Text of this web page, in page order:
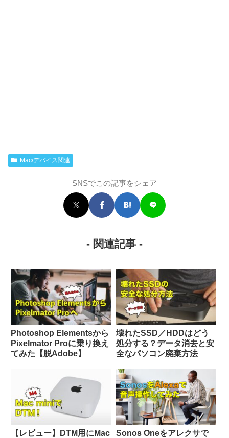
Mac/デバイス関連
SNSでこの記事をシェア
- 関連記事 -
Photoshop Elementsから
Pixelmator Proに乗り換え
てみた【脱Adobe】
壊れたSSD／HDDはどう
処分する？データ消去と安
全なパソコン廃棄方法
【レビュー】DTM用にMac
Sonos Oneをアレクサで